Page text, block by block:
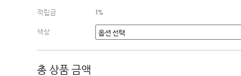
적립금 1%
색상
총 상품 금액